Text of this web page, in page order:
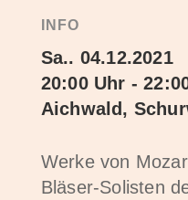
INFO
Sa.. 04.12.2021
20:00 Uhr -
Aichwald,
Werke von
Bläser-Solisten